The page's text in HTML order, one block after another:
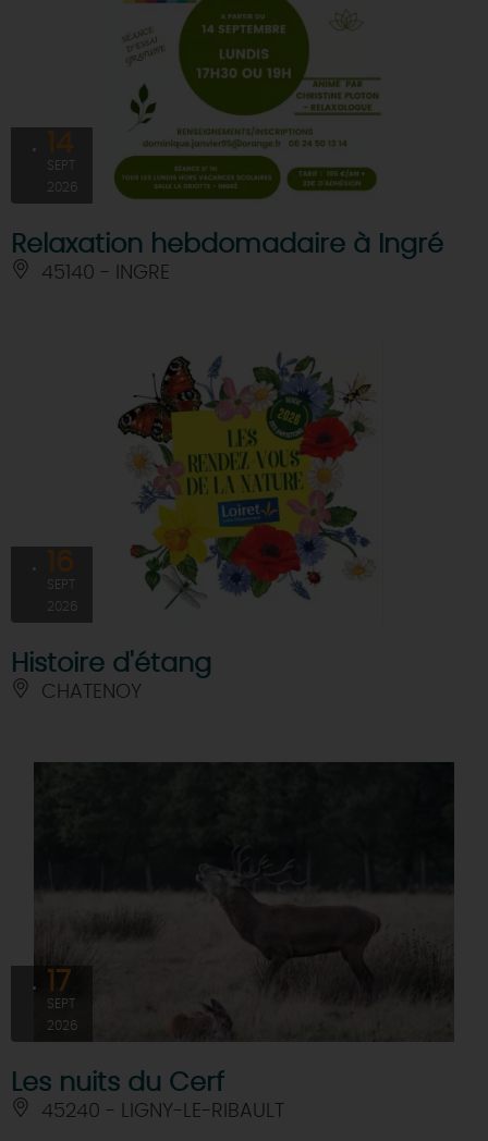
14
SEPT
2026
Relaxation hebdomadaire à Ingré
45140 - INGRE
16
SEPT
2026
Histoire d'étang
CHATENOY
17
SEPT
2026
Les nuits du Cerf
45240 - LIGNY-LE-RIBAULT